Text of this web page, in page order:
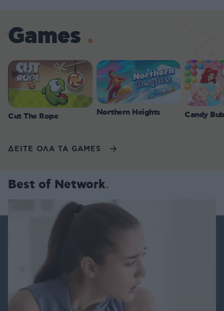
Games
Cut The Rope Northern Heights Candy
ΔΕΙΤΕ ΟΛΑ ΤΑ GAMES
Best of Network